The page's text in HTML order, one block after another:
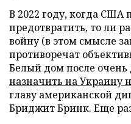
В 2022 году, когда США
предотвратить, то ли
войну (в этом смысле
противоречат
Белый дом после
назначить на Украину
главу американской
Бриджит Бринк. Еще